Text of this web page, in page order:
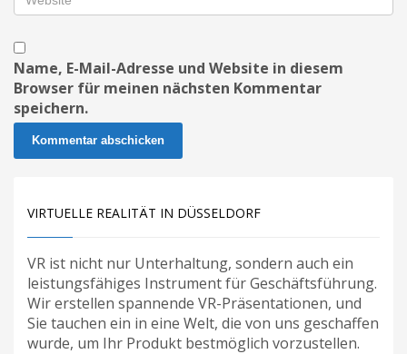
Name, E-Mail-Adresse und Website in diesem
Browser für meinen nächsten Kommentar
speichern.
VIRTUELLE REALITÄT IN DÜSSELDORF
VR ist nicht nur Unterhaltung, sondern auch ein
leistungsfähiges Instrument für Geschäftsführung.
Wir erstellen spannende VR-Präsentationen, und
Sie tauchen ein in eine Welt, die von uns geschaffen
wurde, um Ihr Produkt bestmöglich vorzustellen.